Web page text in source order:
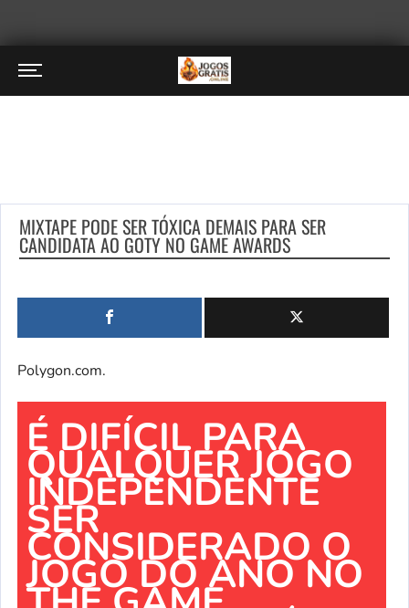
MIXTAPE PODE SER TÓXICA DEMAIS PARA SER
CANDIDATA AO GOTY NO GAME AWARDS
Polygon.com.
É DIFÍCIL PARA
QUALQUER JOGO
INDEPENDENTE
SER
CONSIDERADO O
JOGO DO ANO NO